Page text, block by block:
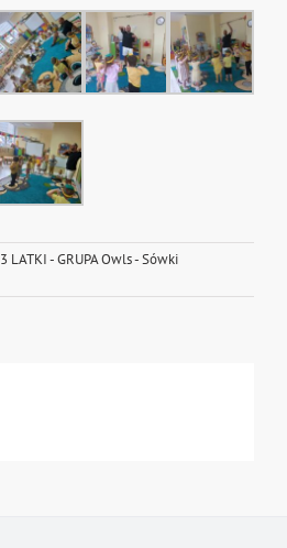
LATKI - GRUPA Owls - Sówki